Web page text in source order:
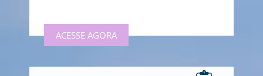
ACESSE AGORA